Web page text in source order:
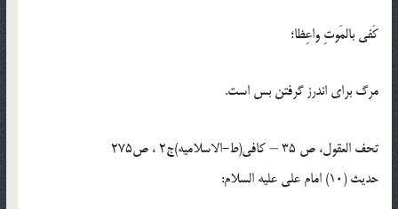
كَفى بالمَوتِ واعِظا؛
مرگ براى اندرز گرفتن بس است.
تحف العقول، ص 35 – کافی(ط-الاسلامیه)ج2 ، ص275
حدیث (10) امام على عليه السلام: